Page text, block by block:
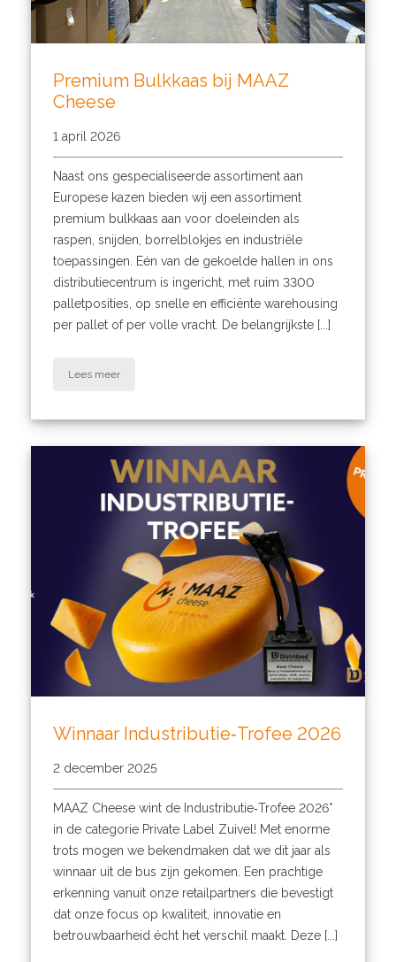
Premium Bulkkaas bij MAAZ
Cheese
1 april 2026
Naast ons gespecialiseerde assortiment aan
Europese kazen bieden wij een assortiment
premium bulkkaas aan voor doeleinden als
raspen, snijden, borrelblokjes en industriële
toepassingen. Eén van de gekoelde hallen in ons
distributiecentrum is ingericht, met ruim 3300
palletposities, op snelle en efficiënte warehousing
per pallet of per volle vracht. De belangrijkste [...]
Lees meer
Winnaar Industributie‑Trofee 2026
2 december 2025
MAAZ Cheese wint de Industributie‑Trofee 2026*
in de categorie Private Label Zuivel! Met enorme
trots mogen we bekendmaken dat we dit jaar als
winnaar uit de bus zijn gekomen. Een prachtige
erkenning vanuit onze retailpartners die bevestigt
dat onze focus op kwaliteit, innovatie en
betrouwbaarheid écht het verschil maakt. Deze [...]